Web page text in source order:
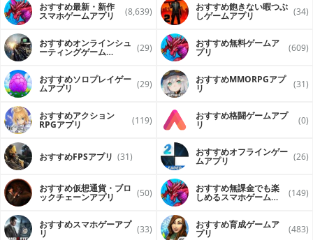
おすすめ最新・新作
スマホゲームアプリ (8,639) おすすめ飽きない暇つぶ
しゲームアプリ (34)
おすすめオンラインシュ
ーティングゲーム (29) おすすめ無料ゲームア
プリ (609)
おすすめソロプレイゲー
ムアプリ (29) おすすめ MMORPGアプ
リ (31)
おすすめアクション
RPGアプリ (119) おすすめ格闘ゲームアプ
リ (0)
おすすめFPSアプリ (31) おすすめオフラインゲー
ムアプリ (26)
おすすめ仮想通貨・ブロ
ックチェーンアプリ (50) おすすめ無課金でも楽
しめるスマホゲームア (149)
おすすめスマホゲーアプ
リ (33) おすすめ育成ゲームア
プリ (483)